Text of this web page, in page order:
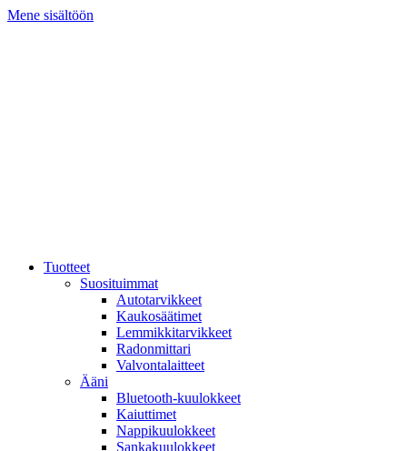
Mene sisältöön
Tuotteet
Suosituimmat
Autotarvikkeet
Kaukosäätimet
Lemmikkitarvikkeet
Radonmittari
Valvontalaitteet
Ääni
Bluetooth-kuulokkeet
Kaiuttimet
Nappikuulokkeet
Sankakuulokkeet